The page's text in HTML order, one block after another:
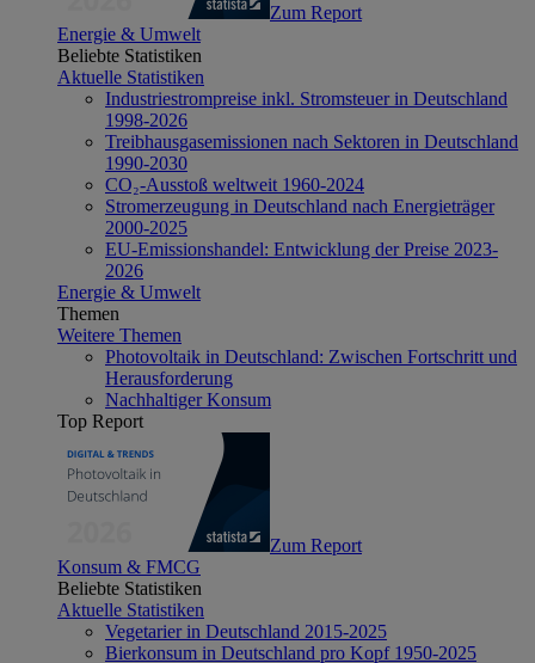
Zum Report
Energie & Umwelt
Beliebte Statistiken
Aktuelle Statistiken
Industriestrompreise inkl. Stromsteuer in Deutschland
1998-2026
Treibhausgasemissionen nach Sektoren in Deutschland
1990-2030
CO₂-Ausstoß weltweit 1960-2024
Stromerzeugung in Deutschland nach Energieträger
2000-2025
EU-Emissionshandel: Entwicklung der Preise 2023-
2026
Energie & Umwelt
Themen
Weitere Themen
Photovoltaik in Deutschland: Zwischen Fortschritt und
Herausforderung
Nachhaltiger Konsum
Top Report
Zum Report
Konsum & FMCG
Beliebte Statistiken
Aktuelle Statistiken
Vegetarier in Deutschland 2015-2025
Bierkonsum in Deutschland pro Kopf 1950-2025